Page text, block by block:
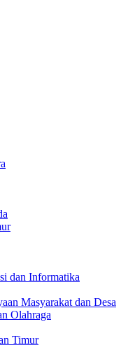
dan Informatika
Masyarakat dan Desa
Olahraga
Timur